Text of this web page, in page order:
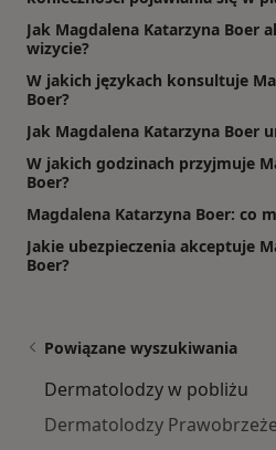
Jak Magdalena Katarzyna Boer
wizycie?
W jakich językach konsultuje
Boer?
Jak Magdalena Katarzyna Boer
W jakich godzinach przyjmuje
Boer?
Magdalena Katarzyna Boer: co
Jakie ubezpieczenia akceptuje
Boer?
Powiązane wyszukiwania
Dermatolodzy w pobliżu
Dermatolodzy Prawobrzeże